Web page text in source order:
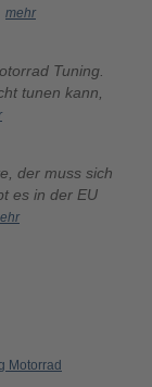
mehr
Tuning.
tunen kann,
der muss sich
es in der EU
Motorrad